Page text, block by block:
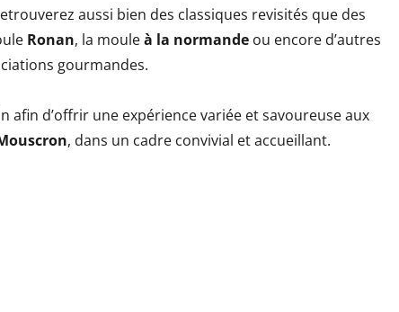
aussi bien des classiques revisités que des
Ronan, la mouleà la normandeou encore d’autres
gourmandes.
afin d’offrir une expérience variée et savoureuse aux
, dans un cadre convivial et accueillant.